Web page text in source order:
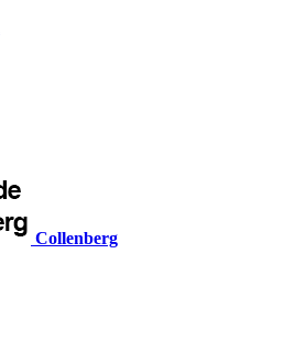
Collenberg